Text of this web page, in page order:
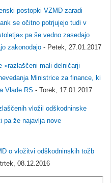
postopki VZMD zaradi
se očitno potrjujejo tudi v
pa še vedno zasedajo
zakonodajo - Petek, 27.01.2017
»razlaščeni mali delničarji
Ministrice za finance, ki
Vlade RS - Torek, 17.01.2017
vložil odškodninske
pa že najavlja nove
o vložitvi odškodninskih tožb
08.12.2016